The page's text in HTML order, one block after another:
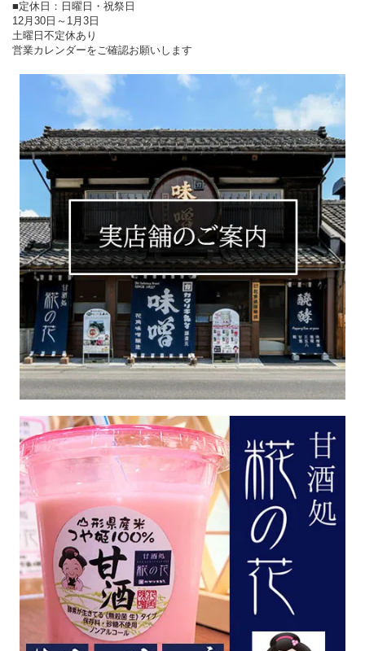
■定休日：日曜日・祝祭日
12月30日～1月3日
土曜日不定休あり
営業カレンダーをご確認お願いします